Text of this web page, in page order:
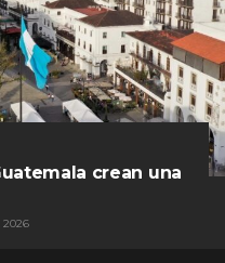
crean una
2026